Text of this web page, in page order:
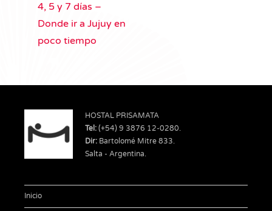
4, 5 y 7 días –
Donde ir a Jujuy en
poco tiempo
HOSTAL PRISAMATA
Tel: (+54) 9 3876 12-0280.
Dir: Bartolomé Mitre 833.
Salta - Argentina.
Inicio